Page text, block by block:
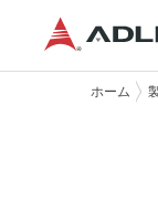
ホーム